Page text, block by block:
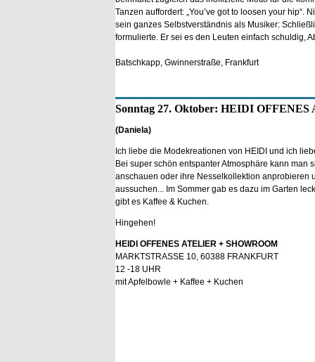
Tanzen auffordert: „You’ve got to loosen your hip“.
sein ganzes Selbstverständnis als Musiker:
formulierte. Er sei es den Leuten einfach schuldig,
Batschkapp, Gwinnerstraße, Frankfurt
Sonntag 27. Oktober: HEIDI
(Daniela)
Ich liebe die Modekreationen von HEIDI und ich
Bei super schön entspanter Atmosphäre kann man
anschauen oder ihre Nesselkollektion anprobieren
aussuchen... Im Sommer gab es dazu im Garten
gibt es Kaffee & Kuchen.
Hingehen!
HEIDI OFFENES ATELIER + SHOWROOM
MARKTSTRASSE 10, 60388 FRANKFURT
12 -18 UHR
mit Apfelbowle + Kaffee + Kuchen